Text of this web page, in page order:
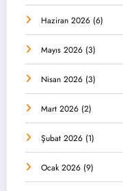
Haziran 2026 (6)
Mayıs 2026 (3)
Nisan 2026 (3)
Mart 2026 (2)
Şubat 2026 (1)
Ocak 2026 (9)